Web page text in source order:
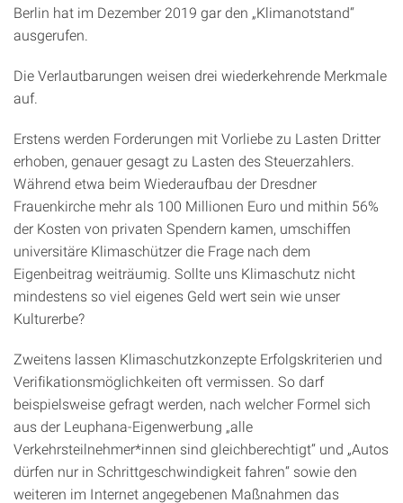
Berlin hat im Dezember 2019 gar den „Klimanotstand“
ausgerufen.
Die Verlautbarungen weisen drei wiederkehrende Merkmale
auf.
Erstens werden Forderungen mit Vorliebe zu Lasten Dritter
erhoben, genauer gesagt zu Lasten des Steuerzahlers.
Während etwa beim Wiederaufbau der Dresdner
Frauenkirche mehr als 100 Millionen Euro und mithin 56%
der Kosten von privaten Spendern kamen, umschiffen
universitäre Klimaschützer die Frage nach dem
Eigenbeitrag weiträumig. Sollte uns Klimaschutz nicht
mindestens so viel eigenes Geld wert sein wie unser
Kulturerbe?
Zweitens lassen Klimaschutzkonzepte Erfolgskriterien und
Verifikations­möglichkeiten oft vermissen. So darf
beispielsweise gefragt werden, nach welcher Formel sich
aus der Leuphana-Eigenwerbung „alle
Verkehrsteilnehmer*innen sind gleichberechtigt“ und „Autos
dürfen nur in Schrittgeschwindigkeit fahren“ sowie den
weiteren im Internet angegebenen Maßnahmen das